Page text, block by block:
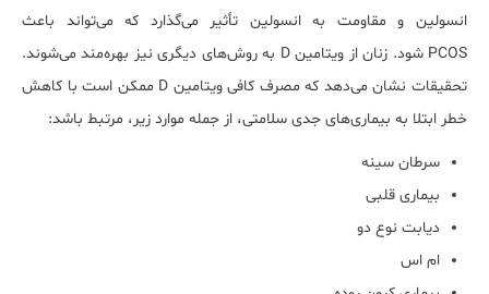
انسولین و مقاومت به انسولین تأثیر می‌گذارد که می‌تواند باعث
PCOS شود. زنان از ویتامین D به روش‌های دیگری نیز بهره‌مند می‌شوند.
تحقیقات نشان می‌دهد که مصرف کافی ویتامین D ممکن است با کاهش
خطر ابتلا به بیماری‌های جدی سلامتی، از جمله موارد زیر، مرتبط باشد:
سرطان سینه
بیماری قلبی
دیابت نوع دو
ام اس